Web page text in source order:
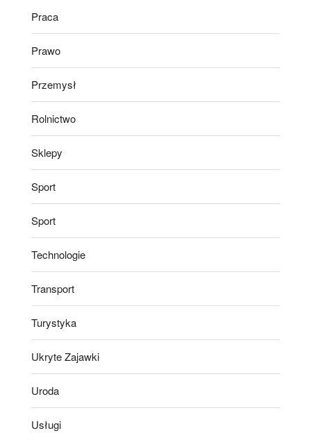
Praca
Prawo
Przemysł
Rolnictwo
Sklepy
Sport
Sport
Technologie
Transport
Turystyka
Ukryte Zajawki
Uroda
Usługi